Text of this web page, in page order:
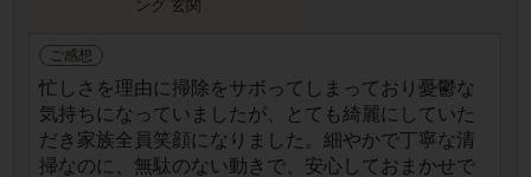
ング 玄関
ご感想
忙しさを理由に掃除をサボってしまっており憂鬱な
気持ちになっていましたが、とても綺麗にしていた
だき家族全員笑顔になりました。細やかで丁寧な清
掃なのに、無駄のない動きで、安心しておまかせで